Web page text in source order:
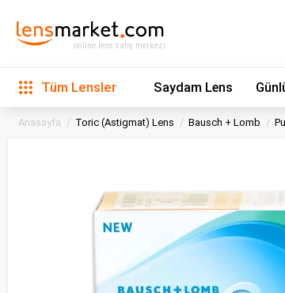
online lens satış merkezi
Tüm Lensler Saydam Lens
Anasayfa Toric (Astigmat) Lens Bausch + Lomb